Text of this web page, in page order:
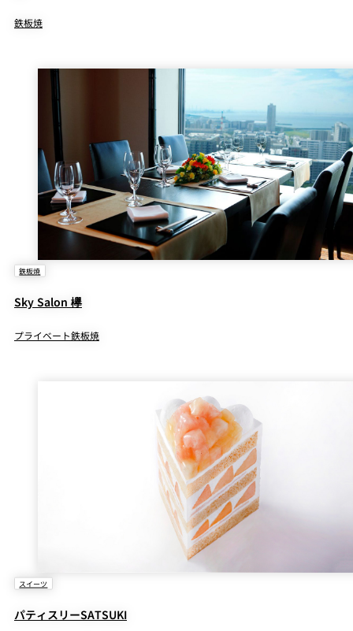
鉄板焼
鉄板焼
Sky Salon 欅
プライベート鉄板焼
スイーツ
パティスリーSATSUKI